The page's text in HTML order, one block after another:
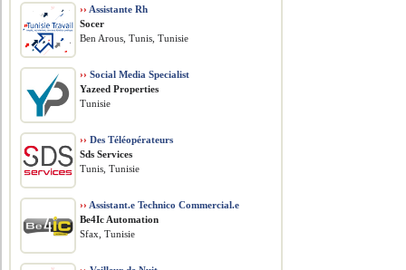
›› Assistante Rh
Socer
Ben Arous, Tunis, Tunisie
›› Social Media Specialist
Yazeed Properties
Tunisie
›› Des Téléopérateurs
Sds Services
Tunis, Tunisie
›› Assistant.e Technico Commercial.e
Be4Ic Automation
Sfax, Tunisie